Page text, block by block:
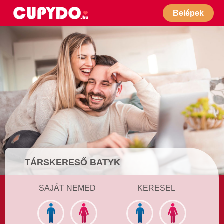
Belépek
TÁRSKERESŐ BATYK
SAJÁT NEMED KERESEL